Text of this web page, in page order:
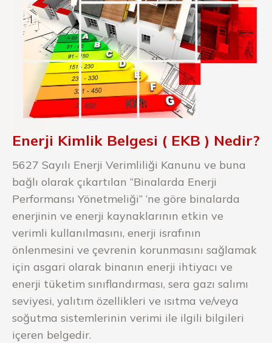
Enerji Kimlik Belgesi ( EKB ) Nedir?
5627 Sayılı Enerji Verimliliği Kanunu ve buna
bağlı olarak çıkartılan “Binalarda Enerji
Performansı Yönetmeliği” ‘ne göre binalarda
enerjinin ve enerji kaynaklarının etkin ve
verimli kullanılmasını, enerji israfının
önlenmesini ve çevrenin korunmasını sağlamak
için asgari olarak binanın enerji ihtiyacı ve
enerji tüketim sınıflandırması, sera gazı salımı
seviyesi, yalıtım özellikleri ve ısıtma ve/veya
soğutma sistemlerinin verimi ile ilgili bilgileri
içeren belgedir.